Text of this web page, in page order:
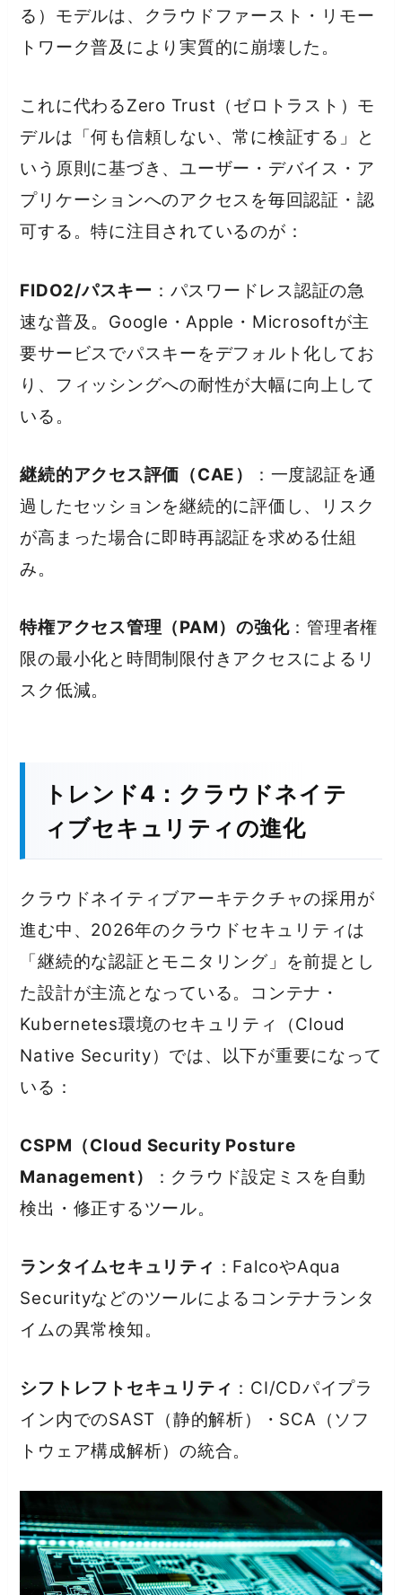
る）モデルは、クラウドファースト・リモー
トワーク普及により実質的に崩壊した。
これに代わるZero Trust（ゼロトラスト）モ
デルは「何も信頼しない、常に検証する」と
いう原則に基づき、ユーザー・デバイス・ア
プリケーションへのアクセスを毎回認証・認
可する。特に注目されているのが：
FIDO2/パスキー ：パスワードレス認証の急
速な普及。Google・Apple・Microsoftが主
要サービスでパスキーをデフォルト化してお
り、フィッシングへの耐性が大幅に向上して
いる。
継続的アクセス評価（CAE）
：一度認証を通
過したセッションを継続的に評価し、リスク
が高まった場合に即時再認証を求める仕組
み。
特権アクセス管理（PAM）の強化：管理者権
限の最小化と時間制限付きアクセスによるリ
スク低減。
トレンド4：クラウドネイテ
ィブセキュリティの進化
クラウドネイティブアーキテクチャの採用が
進む中、2026年のクラウドセキュリティは
「継続的な認証とモニタリング」を前提とし
た設計が主流となっている。コンテナ・
Kubernetes環境のセキュリティ（Cloud
Native Security）では、以下が重要になって
いる：
CSPM（Cloud Security Posture
Management）
：クラウド設定ミスを自動
検出・修正するツール。
ランタイムセキュリティ ：FalcoやAqua
Securityなどのツールによるコンテナランタ
イムの異常検知。
シフトレフトセキュリティ ：CI/CDパイプラ
イン内でのSAST（静的解析）・SCA（ソフ
トウェア構成解析）の統合。